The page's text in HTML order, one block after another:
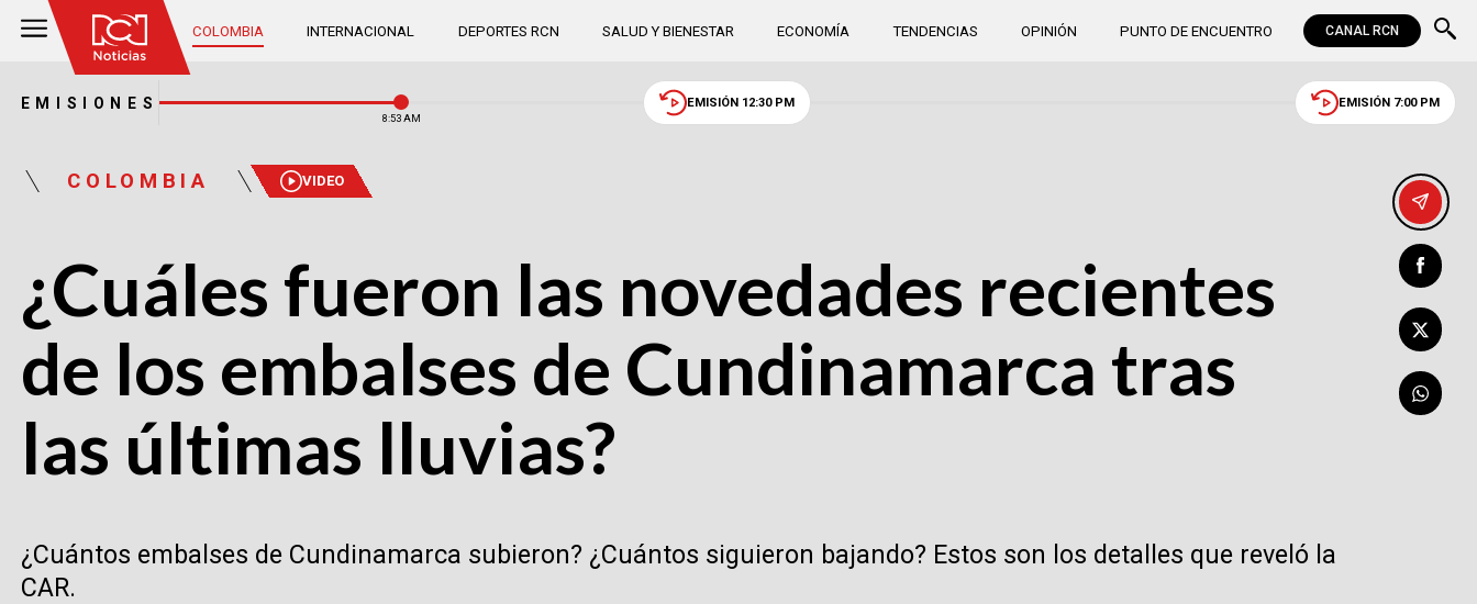
COLOMBIA INTERNACIONAL DEPORTES RCN SALUD Y BIENESTAR ECONOMÍA TENDENCIAS OPINIÓN PUNTO DE ENCUENTRO CANAL RCN
EMISIONES
8:53 AM
EMISIÓN 12:30 PM EMISIÓN 7:00 PM
COLOMBIA VIDEO
¿Cuáles fueron las novedades recientes
de los embalses de Cundinamarca tras
las últimas lluvias?
¿Cuántos embalses de Cundinamarca subieron? ¿Cuántos siguieron bajando? Estos son los detalles que reveló la
CAR.